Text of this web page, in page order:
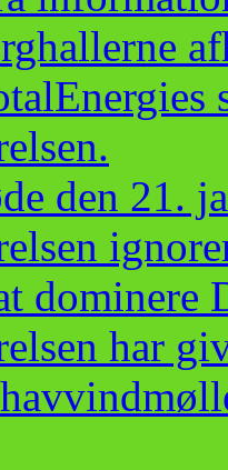
den 21.
dominere
har